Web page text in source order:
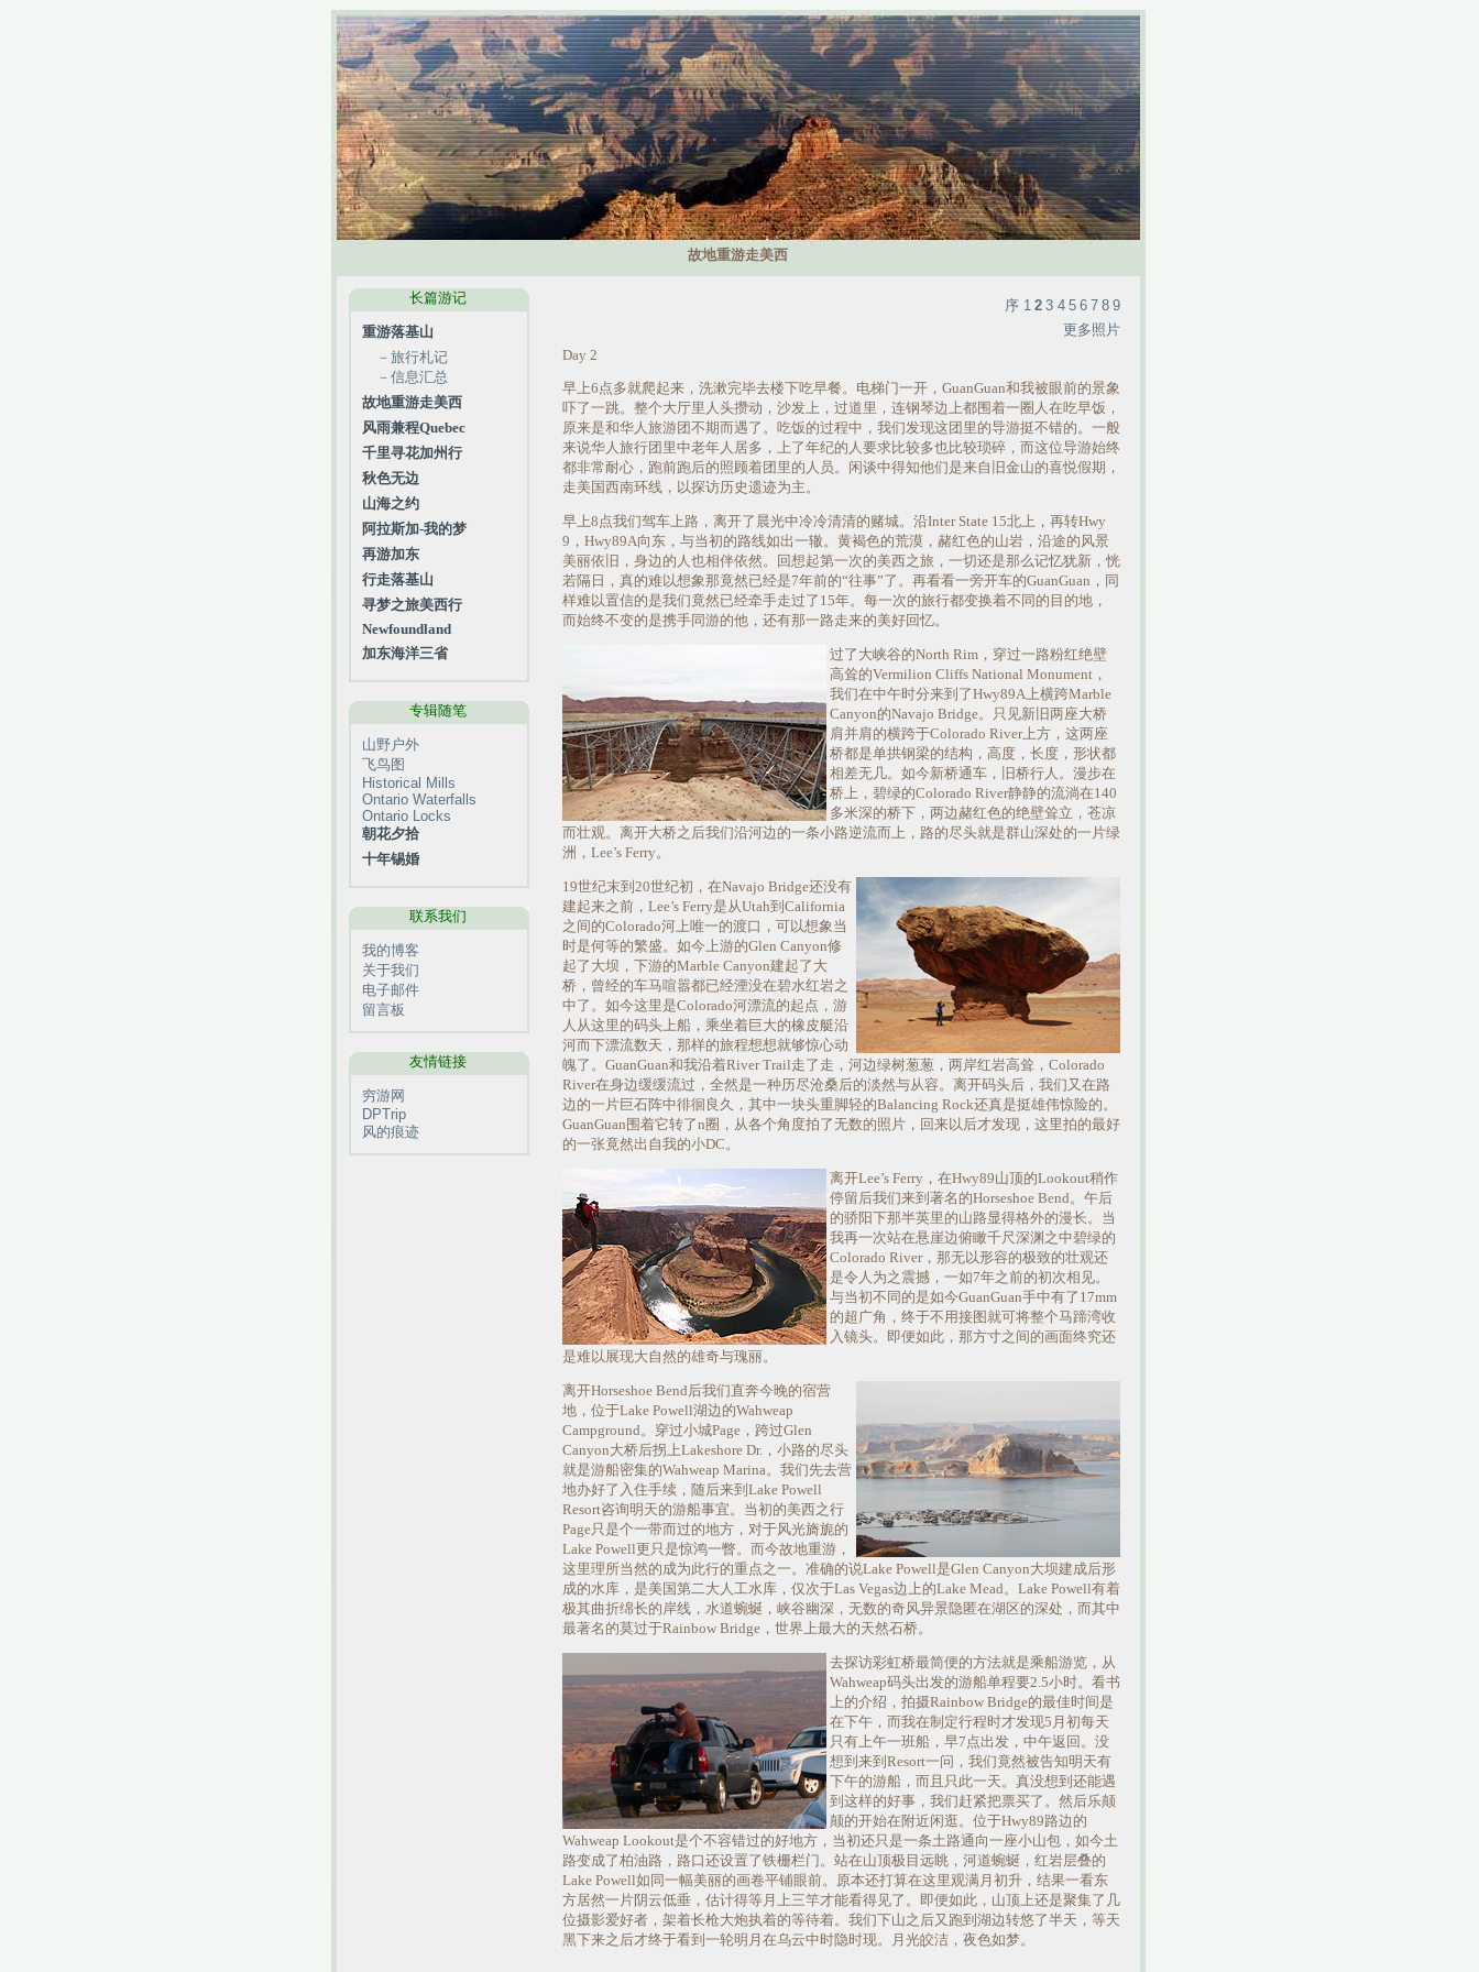
故地重游走美西
长篇游记
重游落基山
－ 旅行札记
－ 信息汇总
故地重游走美西
风雨兼程Quebec
千里寻花加州行
秋色无边
山海之约
阿拉斯加-我的梦
再游加东
行走落基山
寻梦之旅美西行
Newfoundland
加东海洋三省
专辑随笔
山野户外
飞鸟图
Historical Mills
Ontario Waterfalls
Ontario Locks
朝花夕拾
十年锡婚
联系我们
我的博客
关于我们
电子邮件
留言板
友情链接
穷游网
DPTrip
风的痕迹
序1 2 3 4 5 6 7 8 9
更多照片
Day 2
早上6点多就爬起来，洗漱完毕去楼下吃早餐。电梯门一开，GuanGuan和我被眼前的景象
吓了一跳。整个大厅里人头攒动，沙发上，过道里，连钢琴边上都围着一圈人在吃早饭，
原来是和华人旅游团不期而遇了。吃饭的过程中，我们发现这团里的导游挺不错的。一般
来说华人旅行团里中老年人居多，上了年纪的人要求比较多也比较琐碎，而这位导游始终
都非常耐心，跑前跑后的照顾着团里的人员。闲谈中得知他们是来自旧金山的喜悦假期，
走美国西南环线，以探访历史遗迹为主。
早上8点我们驾车上路，离开了晨光中冷冷清清的赌城。沿Inter State 15北上，再转Hwy
9，Hwy89A向东，与当初的路线如出一辙。黄褐色的荒漠，赭红色的山岩，沿途的风景
美丽依旧，身边的人也相伴依然。回想起第一次的美西之旅，一切还是那么记忆犹新，恍
若隔日，真的难以想象那竟然已经是7年前的“往事”了。再看看一旁开车的GuanGuan，同
样难以置信的是我们竟然已经牵手走过了15年。每一次的旅行都变换着不同的目的地，
而始终不变的是携手同游的他，还有那一路走来的美好回忆。
过了大峡谷的North Rim，穿过一路粉红绝壁
高耸的Vermilion Cliffs National Monument，
我们在中午时分来到了Hwy89A上横跨Marble
Canyon的Navajo Bridge。只见新旧两座大桥
肩并肩的横跨于Colorado River上方，这两座
桥都是单拱钢梁的结构，高度，长度，形状都
相差无几。如今新桥通车，旧桥行人。漫步在
桥上，碧绿的Colorado River静静的流淌在140
多米深的桥下，两边赭红色的绝壁耸立，苍凉
而壮观。离开大桥之后我们沿河边的一条小路逆流而上，路的尽头就是群山深处的一片绿
洲，Lee’s Ferry。
19世纪末到20世纪初，在Navajo Bridge还没有
建起来之前，Lee’s Ferry是从Utah到California
之间的Colorado河上唯一的渡口，可以想象当
时是何等的繁盛。如今上游的Glen Canyon修
起了大坝，下游的Marble Canyon建起了大
桥，曾经的车马喧嚣都已经湮没在碧水红岩之
中了。如今这里是Colorado河漂流的起点，游
人从这里的码头上船，乘坐着巨大的橡皮艇沿
河而下漂流数天，那样的旅程想想就够惊心动
魄了。GuanGuan和我沿着River Trail走了走，河边绿树葱葱，两岸红岩高耸，Colorado
River在身边缓缓流过，全然是一种历尽沧桑后的淡然与从容。离开码头后，我们又在路
边的一片巨石阵中徘徊良久，其中一块头重脚轻的Balancing Rock还真是挺雄伟惊险的。
GuanGuan围着它转了n圈，从各个角度拍了无数的照片，回来以后才发现，这里拍的最好
的一张竟然出自我的小DC。
离开Lee’s Ferry，在Hwy89山顶的Lookout稍作
停留后我们来到著名的Horseshoe Bend。午后
的骄阳下那半英里的山路显得格外的漫长。当
我再一次站在悬崖边俯瞰千尺深渊之中碧绿的
Colorado River，那无以形容的极致的壮观还
是令人为之震撼，一如7年之前的初次相见。
与当初不同的是如今GuanGuan手中有了17mm
的超广角，终于不用接图就可将整个马蹄湾收
入镜头。即便如此，那方寸之间的画面终究还
是难以展现大自然的雄奇与瑰丽。
离开Horseshoe Bend后我们直奔今晚的宿营
地，位于Lake Powell湖边的Wahweap
Campground。穿过小城Page，跨过Glen
Canyon大桥后拐上Lakeshore Dr.，小路的尽头
就是游船密集的Wahweap Marina。我们先去营
地办好了入住手续，随后来到Lake Powell
Resort咨询明天的游船事宜。当初的美西之行
Page只是个一带而过的地方，对于风光旖旎的
Lake Powell更只是惊鸿一瞥。而今故地重游，
这里理所当然的成为此行的重点之一。准确的说Lake Powell是Glen Canyon大坝建成后形
成的水库，是美国第二大人工水库，仅次于Las Vegas边上的Lake Mead。Lake Powell有着
极其曲折绵长的岸线，水道蜿蜒，峡谷幽深，无数的奇风异景隐匿在湖区的深处，而其中
最著名的莫过于Rainbow Bridge，世界上最大的天然石桥。
去探访彩虹桥最简便的方法就是乘船游览，从
Wahweap码头出发的游船单程要2.5小时。看书
上的介绍，拍摄Rainbow Bridge的最佳时间是
在下午，而我在制定行程时才发现5月初每天
只有上午一班船，早7点出发，中午返回。没
想到来到Resort一问，我们竟然被告知明天有
下午的游船，而且只此一天。真没想到还能遇
到这样的好事，我们赶紧把票买了。然后乐颠
颠的开始在附近闲逛。位于Hwy89路边的
Wahweap Lookout是个不容错过的好地方，当初还只是一条土路通向一座小山包，如今土
路变成了柏油路，路口还设置了铁栅栏门。站在山顶极目远眺，河道蜿蜒，红岩层叠的
Lake Powell如同一幅美丽的画卷平铺眼前。原本还打算在这里观满月初升，结果一看东
方居然一片阴云低垂，估计得等月上三竿才能看得见了。即便如此，山顶上还是聚集了几
位摄影爱好者，架着长枪大炮执着的等待着。我们下山之后又跑到湖边转悠了半天，等天
黑下来之后才终于看到一轮明月在乌云中时隐时现。月光皎洁，夜色如梦。